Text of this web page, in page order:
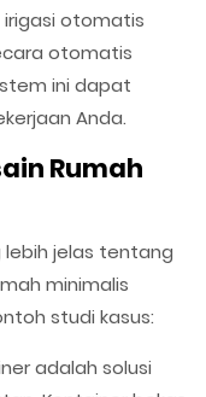
otomatis
otomatis
ini dapat
Anda.
Rumah
jelas tentang
minimalis
studi kasus:
adalah solusi